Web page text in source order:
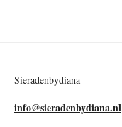
Sieradenbydiana
info@sieradenbydiana.nl